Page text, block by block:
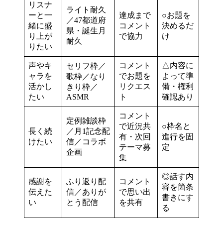
リスナ
ーと一
緒に盛
り上が
りたい
ライト耐久
／47都道府
県・誕生月
耐久
達成まで
コメント
で協力
○お題を
決めるだ
け
声やキ
ャラを
活かし
たい
セリフ枠／
歌枠／なり
きり枠／
ASMR
コメント
でお題を
リクエス
ト
△内容に
よって準
備・権利
確認あり
長く続
けたい
定例雑談枠
／月1記念配
信／コラボ
企画
コメント
で近況共
有・次回
テーマ募
集
○枠名と
進行を固
定
感謝を
伝えた
い
ふり返り配
信／ありが
とう配信
コメント
で思い出
を共有
◎話す内
容を箇条
書きにす
る